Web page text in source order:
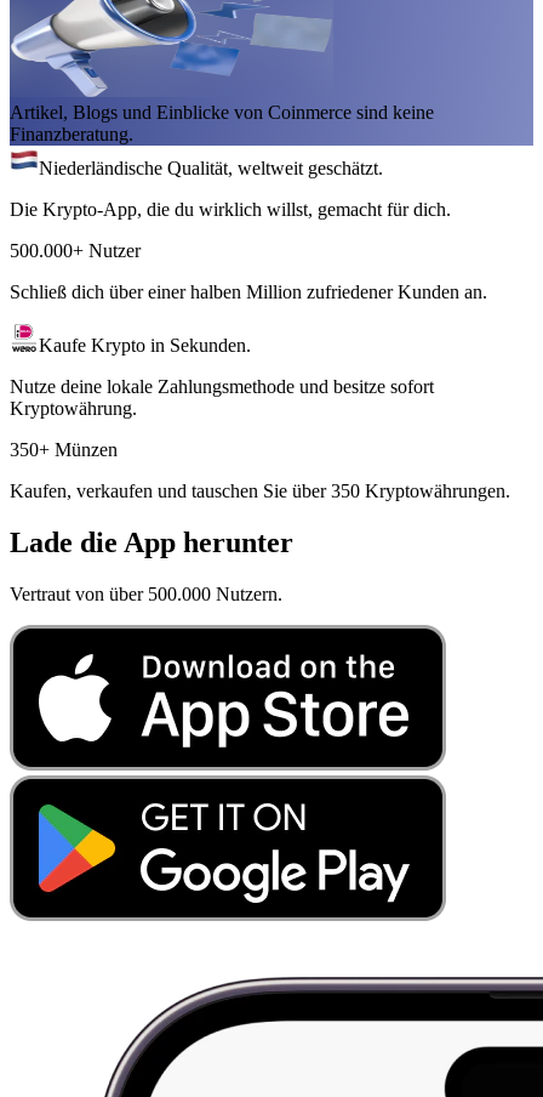
Artikel, Blogs und Einblicke von Coinmerce sind keine
Finanzberatung.
Niederländische Qualität, weltweit geschätzt.
Die Krypto-App, die du wirklich willst, gemacht für dich.
500.000+ Nutzer
Schließ dich über einer halben Million zufriedener Kunden an.
Kaufe Krypto in Sekunden.
Nutze deine lokale Zahlungsmethode und besitze sofort
Kryptowährung.
350+ Münzen
Kaufen, verkaufen und tauschen Sie über 350 Kryptowährungen.
Lade die App herunter
Vertraut von über 500.000 Nutzern.